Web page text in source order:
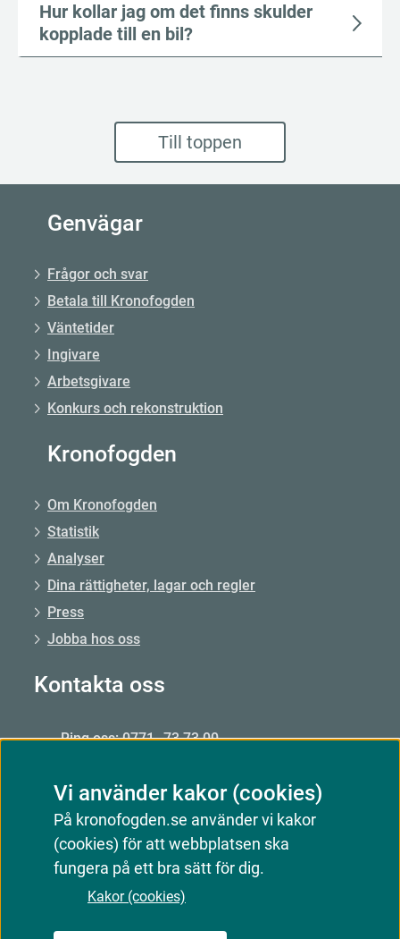
Hur kollar jag om det finns skulder
kopplade till en bil?
Till toppen
Vi använder kakor (cookies)
På kronofogden.se använder vi kakor
(cookies) för att webbplatsen ska
fungera på ett bra sätt för dig.
Kakor (cookies)
Genvägar
Frågor och svar
Betala till Kronofogden
Väntetider
Ingivare
Arbetsgivare
Konkurs och rekonstruktion
Kronofogden
Om Kronofogden
Statistik
Analyser
Dina rättigheter, lagar och regler
Press
Jobba hos oss
Kontakta oss
Ring oss: 0771–73 73 00
Öppet: mån–fre 09.00–15.00
Mejla oss
Kontakta oss